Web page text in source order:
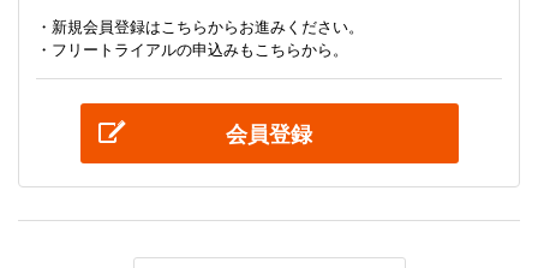
・新規会員登録はこちらからお進みください。
・フリートライアルの申込みもこちらから。
会員登録